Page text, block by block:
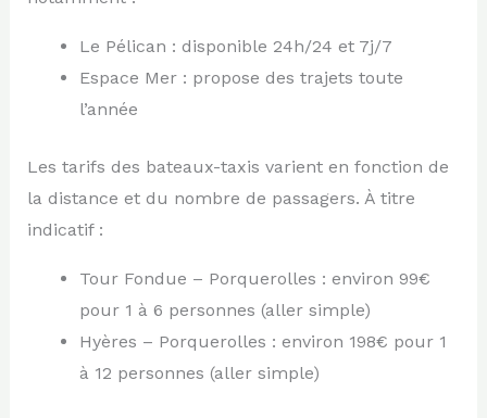
Le Pélican : disponible 24h/24 et 7j/7
Espace Mer : propose des trajets toute
l’année
Les tarifs des bateaux-taxis varient en fonction de
la distance et du nombre de passagers. À titre
indicatif :
Tour Fondue – Porquerolles : environ 99€
pour 1 à 6 personnes (aller simple)
Hyères – Porquerolles : environ 198€ pour 1
à 12 personnes (aller simple)